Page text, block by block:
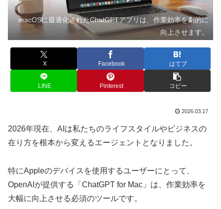
macOSに最適化されたChatGPTアプリは、作業効率を劇的に
向上させます。
X Facebook はてブ
LINE Pinterest コピー
2026.03.17
2026年現在、AIは私たちのライフスタイルやビジネスの
在り方を根本から変えるエージェントとなりました。
特にAppleのデバイスを使用するユーザーにとって、
OpenAIが提供する「ChatGPT for Mac」は、作業効率を
大幅に向上させる必須のツールです。